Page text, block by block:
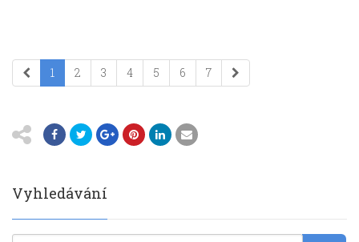
1 2 3 4 5 6 7
Vyhledávání